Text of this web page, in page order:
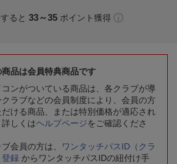
ると 33～35 ポイント獲得
商品は会員特典商品です
コンがついている商品は、各クラブが導
クラブなどの会員制度により、会員の方
ける商品、または特別価格が適応され
しくはヘルプページをご確認くださ
会員の方は、
ワンタッチパスID（クラ
録 からワンタッチパスIDの紐付け手